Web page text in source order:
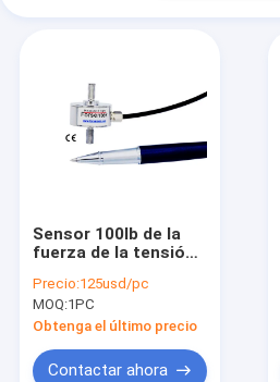
Sensor 100lb de la
fuerza de la tensión
la fuerza de la célula
de carga de la
tensión 50kg
Precio:125usd/pc
MOQ:1PC
Obtenga el último precio
Contactar ahora